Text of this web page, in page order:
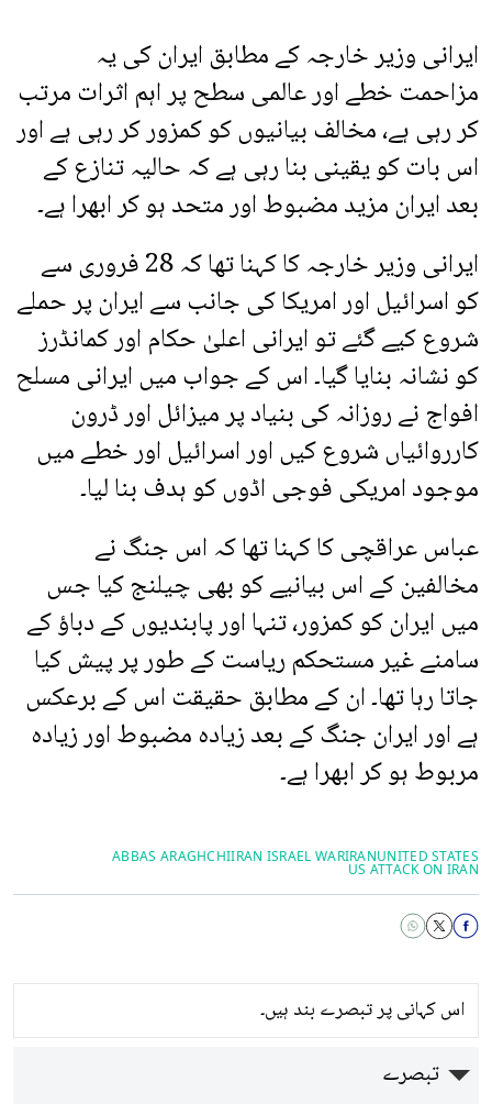
ایرانی وزیر خارجہ کے مطابق ایران کی یہ
مزاحمت خطے اور عالمی سطح پر اہم اثرات مرتب
کر رہی ہے، مخالف بیانیوں کو کمزور کر رہی ہے اور
اس بات کو یقینی بنا رہی ہے کہ حالیہ تنازع کے
بعد ایران مزید مضبوط اور متحد ہو کر ابھرا ہے۔
ایرانی وزیر خارجہ کا کہنا تھا کہ 28 فروری سے
کو اسرائیل اور امریکا کی جانب سے ایران پر حملے
شروع کیے گئے تو ایرانی اعلیٰ حکام اور کمانڈرز
کو نشانہ بنایا گیا۔ اس کے جواب میں ایرانی مسلح
افواج نے روزانہ کی بنیاد پر میزائل اور ڈرون
کارروائیاں شروع کیں اور اسرائیل اور خطے میں
موجود امریکی فوجی اڈوں کو ہدف بنا لیا۔
عباس عراقچی کا کہنا تھا کہ اس جنگ نے
مخالفین کے اس بیانیے کو بھی چیلنج کیا جس
میں ایران کو کمزور، تنہا اور پابندیوں کے دباؤ کے
سامنے غیر مستحکم ریاست کے طور پر پیش کیا
جاتا رہا تھا۔ ان کے مطابق حقیقت اس کے برعکس
ہے اور ایران جنگ کے بعد زیادہ مضبوط اور زیادہ
مربوط ہو کر ابھرا ہے۔
UNITED STATES
IRAN
IRAN ISRAEL WAR
ABBAS ARAGHCHI
US ATTACK ON IRAN
اس کہانی پر تبصرے بند ہیں۔
تبصرے